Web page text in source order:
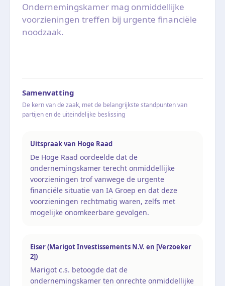
Ondernemingskamer mag onmiddellijke
voorzieningen treffen bij urgente financiële
noodzaak.
Samenvatting
De kern van de zaak, met de belangrijkste standpunten van
partijen en de uiteindelijke beslissing
Uitspraak van Hoge Raad
De Hoge Raad oordeelde dat de
ondernemingskamer terecht onmiddellijke
voorzieningen trof vanwege de urgente
financiële situatie van IA Groep en dat deze
voorzieningen rechtmatig waren, zelfs met
mogelijke onomkeerbare gevolgen.
Eiser (Marigot Investissements N.V. en [Verzoeker
2])
Marigot c.s. betoogde dat de
ondernemingskamer ten onrechte onmiddellijke